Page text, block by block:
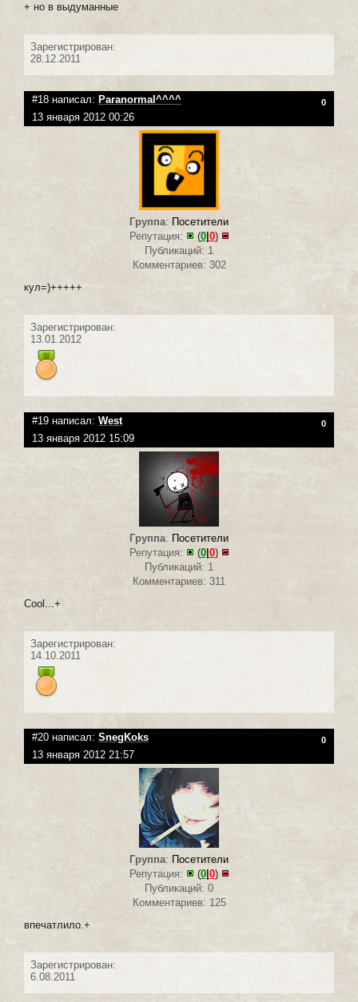
+ но в выдуманные
Зарегистрирован:
28.12.2011
#18 написал: Paranormal^^^^ 0
13 января 2012 00:26
Группа: Посетители
Репутация:
(0| 0)
Публикаций: 1
Комментариев: 302
кул=)+++++
Зарегистрирован:
13.01.2012
#19 написал: West 0
13 января 2012 15:09
Группа: Посетители
Репутация:
(0| 0)
Публикаций: 1
Комментариев: 311
Cool...+
Зарегистрирован:
14.10.2011
#20 написал: SnegKoks 0
13 января 2012 21:57
Группа: Посетители
Репутация:
(0| 0)
Публикаций: 0
Комментариев: 125
впечатлило.+
Зарегистрирован:
6.08.2011